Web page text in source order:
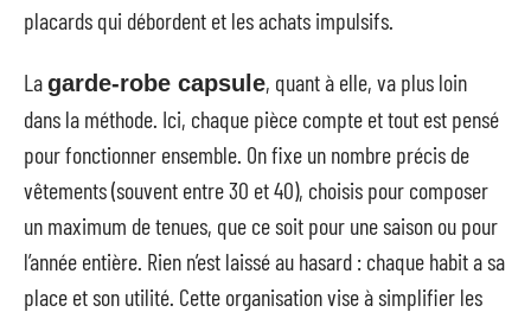
placards qui débordent et les achats impulsifs.
Lagarde-robe capsule, quant à elle, va plus loin
dans la méthode. Ici, chaque pièce compte et tout est pensé
pour fonctionner ensemble. On fixe un nombre précis de
vêtements (souvent entre 30 et 40), choisis pour composer
un maximum de tenues, que ce soit pour une saison ou pour
l’année entière. Rien n’est laissé au hasard : chaque habit a sa
place et son utilité. Cette organisation vise à simplifier les